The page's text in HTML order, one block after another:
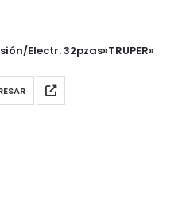
Electr. 32pzas»TRUPER»